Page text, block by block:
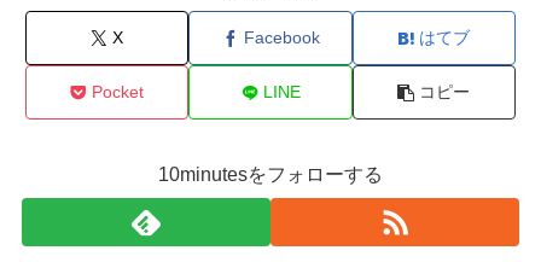
X Facebook はてブ
Pocket LINE コピー
10minutesをフォローする